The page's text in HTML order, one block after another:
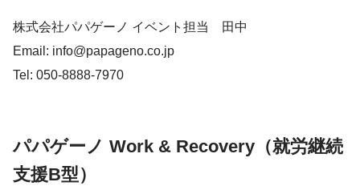
株式会社パパゲーノ イベント担当 田中
Email: info@papageno.co.jp
Tel: 050-8888-7970
パパゲーノ Work & Recovery（就労継続
支援B型）